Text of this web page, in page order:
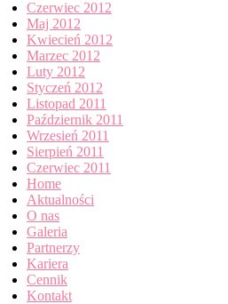
Czerwiec 2012
Maj 2012
Kwiecień 2012
Marzec 2012
Luty 2012
Styczeń 2012
Listopad 2011
Październik 2011
Wrzesień 2011
Sierpień 2011
Czerwiec 2011
Home
Aktualności
O nas
Galeria
Partnerzy
Kariera
Cennik
Kontakt